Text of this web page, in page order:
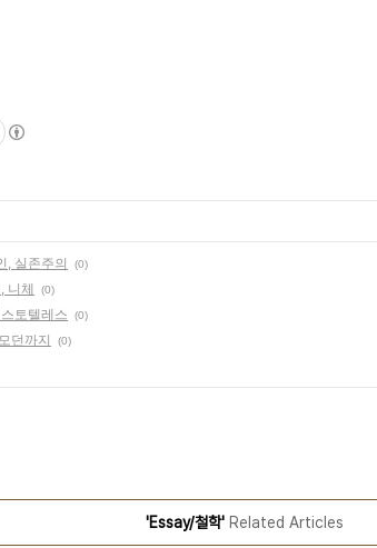
, 실존주의 (0)
니체 (0)
토텔레스 (0)
던까지 (0)
'Essay/철학' Related Articles